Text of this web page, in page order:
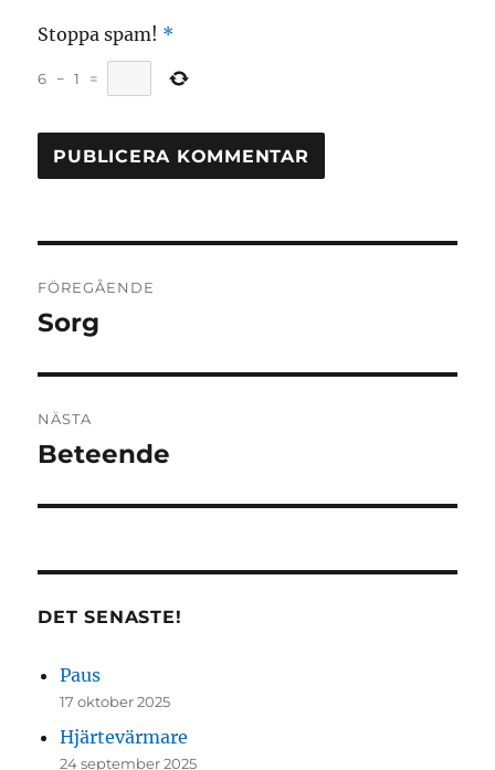
Stoppa spam! *
6 − 1 =
FÖREGÅENDE
Föregående
Sorg
NÄSTA
Nästa
Beteende
DET SENASTE!
Paus
17 oktober 2025
Hjärtevärmare
24 september 2025